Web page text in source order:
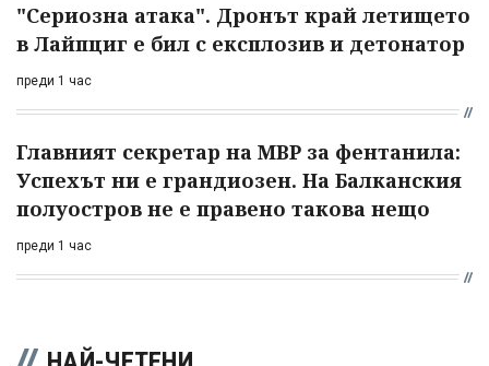
"Сериозна атака". Дронът край летището
в Лайпциг е бил с експлозив и детонатор
преди 1 час
Главният секретар на МВР за фентанила:
Успехът ни е грандиозен. На Балканския
полуостров не е правено такова нещо
преди 1 час